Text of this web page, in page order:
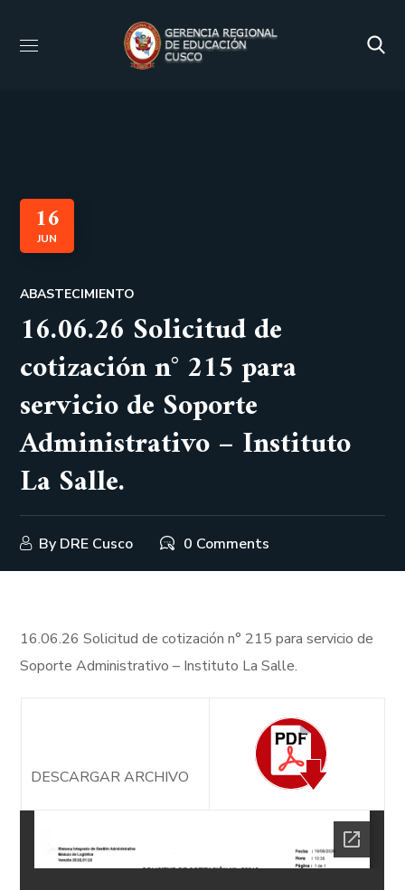
16
JUN
ABASTECIMIENTO
16.06.26 Solicitud de
cotización n° 215 para
servicio de Soporte
Administrativo – Instituto
La Salle.
By DRE Cusco 0 Comments
16.06.26 Solicitud de cotización n° 215 para servicio de
Soporte Administrativo – Instituto La Salle.
DESCARGAR ARCHIVO